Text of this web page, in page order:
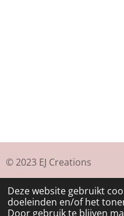
Deze website gebruikt
doeleinden en/of het
Door gebruik te blijven
© 2023 EJ Creations